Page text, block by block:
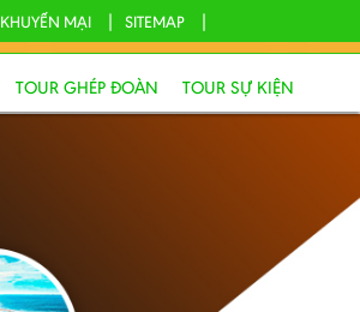
KHUYẾN MẠI SITEMAP
TOUR GHÉP ĐOÀN TOUR SỰ KIỆN